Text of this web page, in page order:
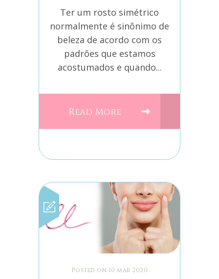
Ter um rosto simétrico
normalmente é sinônimo de
beleza de acordo com os
padrões que estamos
acostumados e quando...
Read More
Posted on 10 mar 2020